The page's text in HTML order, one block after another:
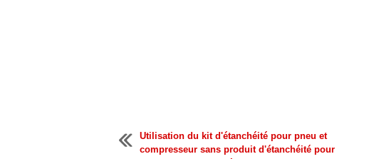
Utilisation du kit d'étanchéité pour pneu et
compresseur sans produit d'étanchéité pour